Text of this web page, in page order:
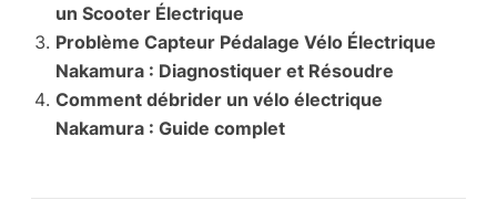
un Scooter Électrique
Problème Capteur Pédalage Vélo Électrique
Nakamura : Diagnostiquer et Résoudre
Comment débrider un vélo électrique
Nakamura : Guide complet